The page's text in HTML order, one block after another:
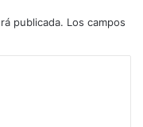
publicada. Los campos